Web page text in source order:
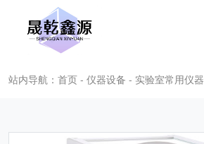
站内导航：首页 - 仪器设备 - 实验室常用仪器